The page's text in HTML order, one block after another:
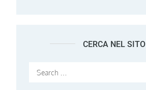
CERCA NEL SITO
Search